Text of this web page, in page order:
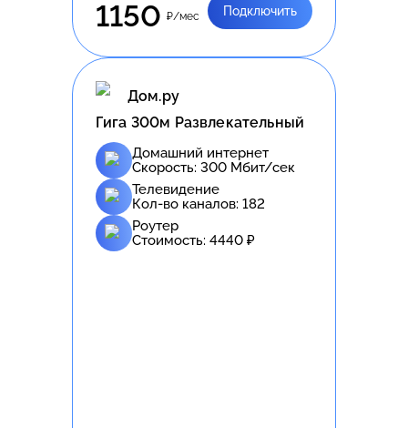
1150 ₽/мес Подключить
Дом.ру
Гига 300м Развлекательный
Домашний интернет
Скорость: 300 Мбит/сек
Телевидение
Кол-во каналов: 182
Роутер
Стоимость: 4440 ₽